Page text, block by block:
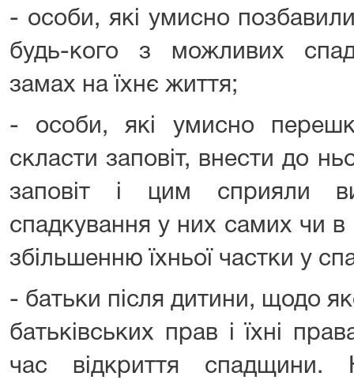
- особи, які умисно
будь-кого з можливих
замах на їхнє життя;
- особи, які умисно
скласти заповіт, внести до
заповіт і цим сприяли
спадкування у них самих чи в
збільшенню їхньої частки у
- батьки після дитини, щодо
батьківських прав і їхні
час відкриття